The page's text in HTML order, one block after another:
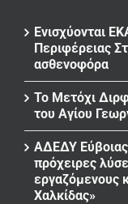
Ενισχύονται
Περιφέρειας
ασθενοφόρα
Το Μετόχι
του Αγίου
ΑΔΕΔΥ
πρόχειρες
εργαζόμενους
Χαλκίδας»